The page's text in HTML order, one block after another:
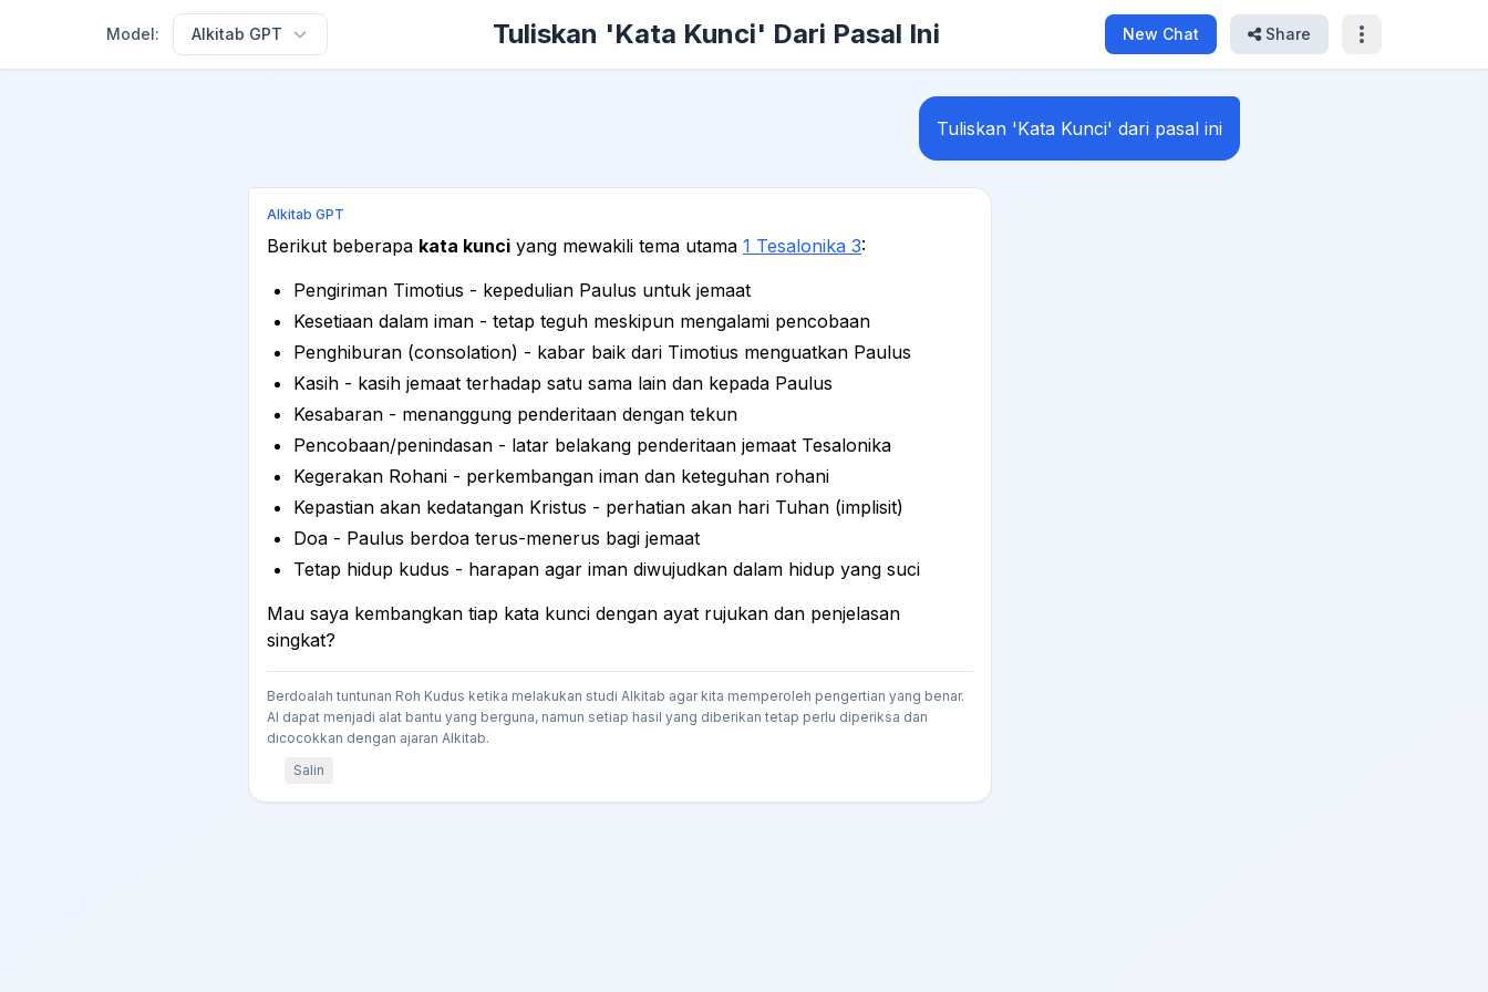
Model: Alkitab GPT Tuliskan 'Kata Kunci' Dari Pasal Ini New Chat Share
Tuliskan 'Kata Kunci' dari pasal ini
Alkitab GPT
Berikut beberapa kata kunci yang mewakili tema utama 1 Tesalonika 3:
Pengiriman Timotius - kepedulian Paulus untuk jemaat
Kesetiaan dalam iman - tetap teguh meskipun mengalami pencobaan
Penghiburan (consolation) - kabar baik dari Timotius menguatkan Paulus
Kasih - kasih jemaat terhadap satu sama lain dan kepada Paulus
Kesabaran - menanggung penderitaan dengan tekun
Pencobaan/penindasan - latar belakang penderitaan jemaat Tesalonika
Kegerakan Rohani - perkembangan iman dan keteguhan rohani
Kepastian akan kedatangan Kristus - perhatian akan hari Tuhan (implisit)
Doa - Paulus berdoa terus-menerus bagi jemaat
Tetap hidup kudus - harapan agar iman diwujudkan dalam hidup yang suci
Mau saya kembangkan tiap kata kunci dengan ayat rujukan dan penjelasan
singkat?
Berdoalah tuntunan Roh Kudus ketika melakukan studi Alkitab agar kita memperoleh pengertian yang benar.
AI dapat menjadi alat bantu yang berguna, namun setiap hasil yang diberikan tetap perlu diperiksa dan
dicocokkan dengan ajaran Alkitab.
Salin